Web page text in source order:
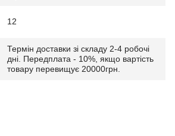
12
Термін доставки зі складу 2-4 робочі
дні. Передплата - 10%, якщо вартість
товару перевищує 20000грн.